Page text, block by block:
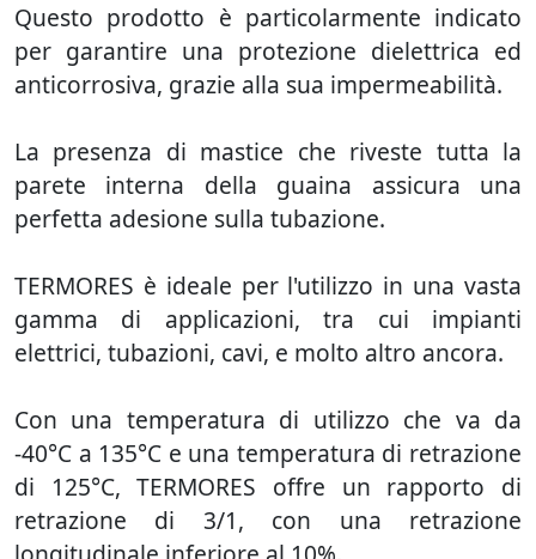
Questo prodotto è particolarmente indicato
per garantire una protezione dielettrica ed
anticorrosiva, grazie alla sua impermeabilità.
La presenza di mastice che riveste tutta la
parete interna della guaina assicura una
perfetta adesione sulla tubazione.
TERMORES è ideale per l'utilizzo in una vasta
gamma di applicazioni, tra cui impianti
elettrici, tubazioni, cavi, e molto altro ancora.
Con una temperatura di utilizzo che va da
-40°C a 135°C e una temperatura di retrazione
di 125°C, TERMORES offre un rapporto di
retrazione di 3/1, con una retrazione